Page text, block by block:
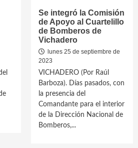
Se integró la Comisión
de Apoyo al Cuartelillo
de Bomberos de
Vichadero
lunes 25 de septiembre de
2023
VICHADERO (Por Raúl
Barboza). Días pasados, con
la presencia del
Comandante para el interior
de la Dirección Nacional de
Bomberos,...